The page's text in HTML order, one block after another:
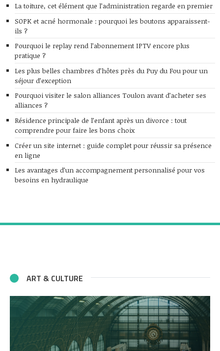
La toiture, cet élément que l’administration regarde en premier
SOPK et acné hormonale : pourquoi les boutons apparaissent-
ils ?
Pourquoi le replay rend l’abonnement IPTV encore plus
pratique ?
Les plus belles chambres d’hôtes près du Puy du Fou pour un
séjour d’exception
Pourquoi visiter le salon alliances Toulon avant d’acheter ses
alliances ?
Résidence principale de l’enfant après un divorce : tout
comprendre pour faire les bons choix
Créer un site internet : guide complet pour réussir sa présence
en ligne
Les avantages d’un accompagnement personnalisé pour vos
besoins en hydraulique
ART & CULTURE